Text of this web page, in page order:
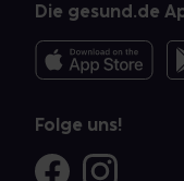
Die gesund.de
Folge uns!